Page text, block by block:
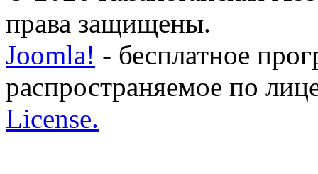
права защищены.
Joomla! - бесплатное
распространяемое по
License.